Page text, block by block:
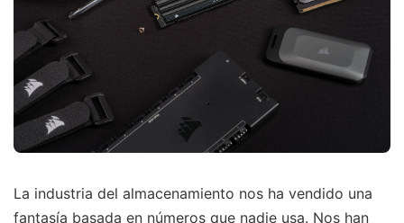
La industria del almacenamiento nos ha vendido una
fantasía basada en números que nadie usa. Nos han